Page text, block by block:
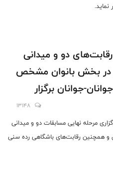
نماید.
رقابت‌های دو و میدانی
در بخش بانوان مشخص
جوانان برگزار
13148
مرحله نهایی مسابقات دو و میدانی
و همچنین رقابت‌های باشگاهی رده سنی